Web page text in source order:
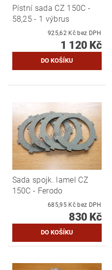
Pístní sada CZ 150C -
58,25 - 1 výbrus
925,62 Kč bez DPH
1 120 Kč
Sada spojk. lamel CZ
150C - Ferodo
685,95 Kč bez DPH
830 Kč